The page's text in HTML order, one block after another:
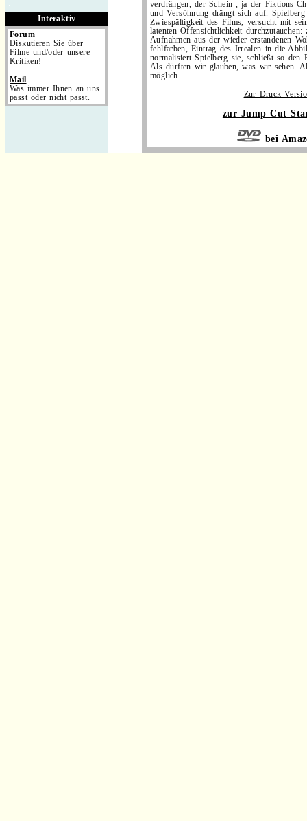
.
Interaktiv
Forum
Diskutieren Sie über
Filme und/oder unsere
Kritiken!
Mail
Was immer Ihnen an uns
passt oder nicht passt.
verdrängen, der Schein-, ja der Fiktions-
und Versöhnung drängt sich auf.
Zwiespältigkeit des Films, versucht mit
latenten Offensichtlichkeit durchzutauchen:
Aufnahmen aus der wieder erstandenen
fehlfarben, Eintrag des Irrealen in die
normalisiert Spielberg sie, schließt so
Als dürften wir glauben, was wir sehen.
möglich.
Zur Druck-
zur Jump Cut
bei